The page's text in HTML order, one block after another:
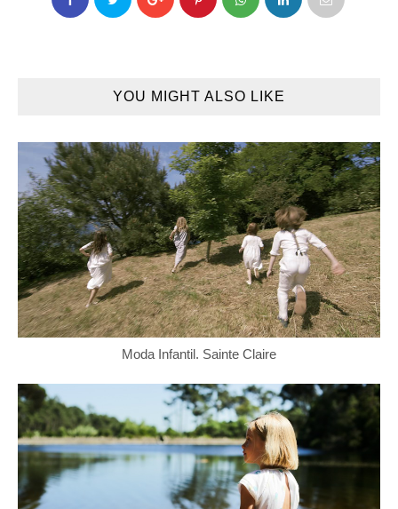
YOU MIGHT ALSO LIKE
Moda Infantil. Sainte Claire